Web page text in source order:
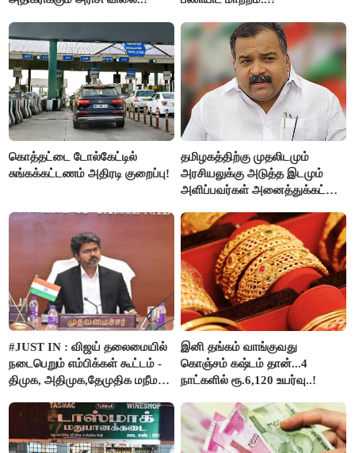
கொத்தட்டை டோல்கேட்டில்
சுங்கக்கட்டணம் அதிரடி குறைப்பு!
தமிழகத்திற்கு முதலிடமும்
அரசியலுக்கு அடுத்த இடமும்
அளிப்பவர்கள் அனைத்துக்கட்சி
பங்கேற்பார்கள் - மாணிக்கம்
தாகூர்..!!
#JUST IN : விஜய் தலைமையில்
நடைபெறும் எம்பிக்கள் கூட்டம் -
திமுக, அதிமுக,தேமுதிக மநீம
இனி தங்கம் வாங்குவது
கொஞ்சம் கஷ்டம் தான்...4
நாட்களில் ரூ.6,120 உயர்வு..!